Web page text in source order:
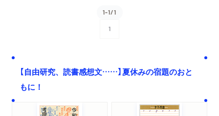
1-1/1
1
【自由研究、読書感想文……】夏休みの宿題のおと
もに！